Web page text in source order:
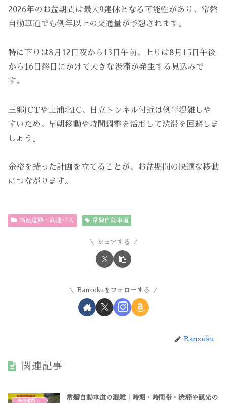
2026年のお盆期間は最大9連休となる可能性があり、常磐
自動車道でも例年以上の交通量が予想されます。
特に下りは8月12日夜から13日午前、上りは8月15日午後
から16日終日にかけて大きな渋滞が発生する見込みで
す。
三郷JCTや土浦北IC、日立トンネル付近は例年混雑しや
すいため、早朝移動や時間調整を活用して渋滞を回避しま
しょう。
余裕を持った計画を立てることが、お盆期間の快適な移動
につながります。
高速道路・高速バス 常磐自動車道
シェアする
Banzokuをフォローする
Banzoku
関連記事
常磐自動車道の混雑｜時期・時間帯・渋滞や観光の